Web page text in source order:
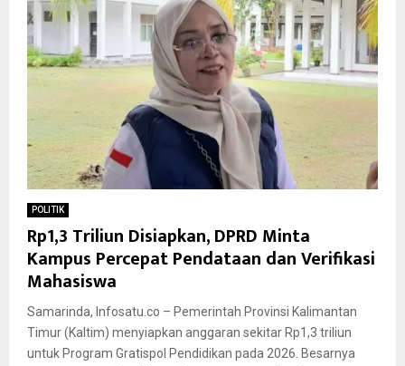
POLITIK
Rp1,3 Triliun Disiapkan, DPRD Minta
Kampus Percepat Pendataan dan Verifikasi
Mahasiswa
Samarinda, Infosatu.co – Pemerintah Provinsi Kalimantan
Timur (Kaltim) menyiapkan anggaran sekitar Rp1,3 triliun
untuk Program Gratispol Pendidikan pada 2026. Besarnya